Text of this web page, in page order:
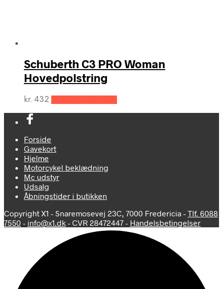
Schuberth C3 PRO Woman
Hovedpolstring
kr. 432
Dette
Forside
Gavekort
Hjelme
Motorcykel beklædning
Mc udstyr
Udsalg
Åbningstider i butikken
Copyright X1 - Snaremosevej 23C, 7000 Fredericia - Tlf. 6088
7550 - info@x1.dk - CVR 28472447 - Handelsbetingelser